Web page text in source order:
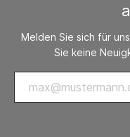
Melden Sie sich für
Sie keine